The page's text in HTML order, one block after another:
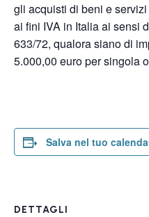
gli acquisti di beni e
ai fini IVA in Italia ai sensi
633/72, qualora siano di
5.000,00 euro per singola
Salva nel tuo
DETTAGLI